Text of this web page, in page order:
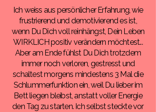
Ich weiss aus persönlicher Erfahrung, wie
frustrierend und demotivierend es ist,
wenn Du Dich voll reinhängst, Dein Leben
WIRKLICH positiv verändern möchtest...
Aber am Ende fühlst Du Dich trotzdem
immer noch verloren, gestresst und
schaltest morgens mindestens 3 Mal die
Schlummerfunktion ein, weil Du lieber im
Bett liegen bleibst, anstatt voller Energie
den Tag zu starten. Ich selbst steckte vor